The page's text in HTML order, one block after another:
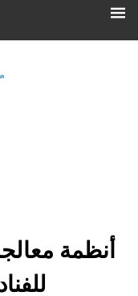
معالجة
للفنادق